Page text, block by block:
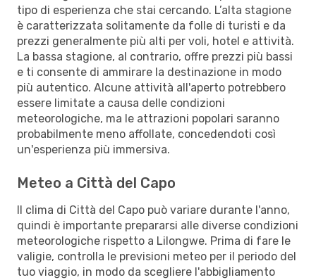
tipo di esperienza che stai cercando. L’alta stagione
è caratterizzata solitamente da folle di turisti e da
prezzi generalmente più alti per voli, hotel e attività.
La bassa stagione, al contrario, offre prezzi più bassi
e ti consente di ammirare la destinazione in modo
più autentico. Alcune attività all'aperto potrebbero
essere limitate a causa delle condizioni
meteorologiche, ma le attrazioni popolari saranno
probabilmente meno affollate, concedendoti così
un'esperienza più immersiva.
Meteo a Città del Capo
Il clima di Città del Capo può variare durante l'anno,
quindi è importante prepararsi alle diverse condizioni
meteorologiche rispetto a Lilongwe. Prima di fare le
valigie, controlla le previsioni meteo per il periodo del
tuo viaggio, in modo da scegliere l'abbigliamento